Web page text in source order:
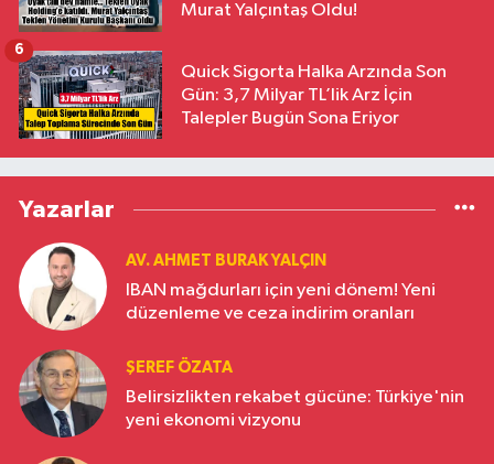
Murat Yalçıntaş Oldu!
Quick Sigorta Halka Arzında Son
Gün: 3,7 Milyar TL’lik Arz İçin
Talepler Bugün Sona Eriyor
6
Yazarlar
AV. AHMET BURAK YALÇIN
IBAN mağdurları için yeni dönem! Yeni
düzenleme ve ceza indirim oranları
ŞEREF ÖZATA
Belirsizlikten rekabet gücüne: Türkiye'nin
yeni ekonomi vizyonu